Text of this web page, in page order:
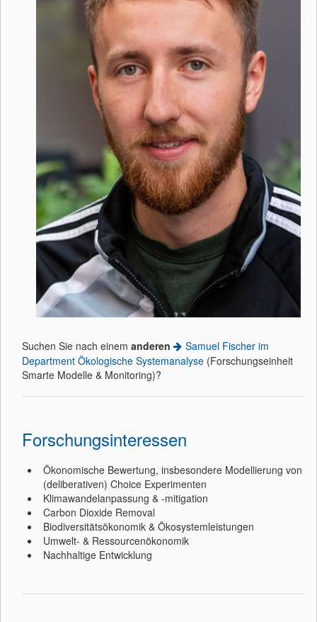
Suchen Sie nach einem anderen
Samuel Fischer im
Department Ökologische Systemanalyse (Forschungseinheit
Smarte Modelle & Monitoring)?
Forschungsinteressen
Ökonomische Bewertung, insbesondere Modellierung von
(deliberativen) Choice Experimenten
Klimawandelanpassung & -mitigation
Carbon Dioxide Removal
Biodiversitätsökonomik & Ökosystemleistungen
Umwelt- & Ressourcenökonomik
Nachhaltige Entwicklung